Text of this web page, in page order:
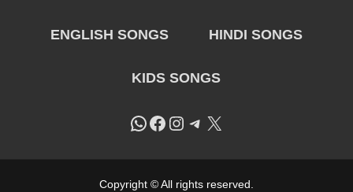
ENGLISH SONGS HINDI SONGS
KIDS SONGS
WhatsApp
Facebook
Instagram
Telegram
X
Copyright © All rights reserved.